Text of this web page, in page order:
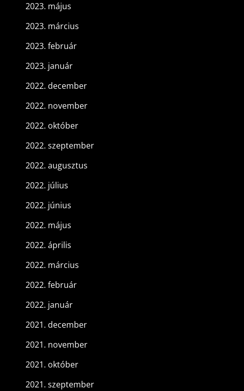
2023. május
2023. március
2023. február
2023. január
2022. december
2022. november
2022. október
2022. szeptember
2022. augusztus
2022. július
2022. június
2022. május
2022. április
2022. március
2022. február
2022. január
2021. december
2021. november
2021. október
2021. szeptember